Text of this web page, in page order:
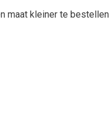
maat kleiner te